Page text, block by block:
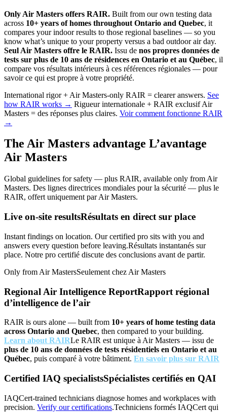
Only Air Masters offers RAIR. Built from our own testing data
across 10+ years of homes throughout Ontario and Quebec, it
compares your indoor results to those regional baselines — so you
know what’s unique to your property versus a bad outdoor air day.
Seul Air Masters offre le RAIR. Issu de nos propres données de
tests sur plus de 10 ans de résidences en Ontario et au Québec, il
compare vos résultats intérieurs à ces références régionales — pour
savoir ce qui est propre à votre propriété.
International rigor + Air Masters-only RAIR = clearer answers. See
how RAIR works → Rigueur internationale + RAIR exclusif Air
Masters = des réponses plus claires. Voir comment fonctionne RAIR
→
The Air Masters advantage L’avantage
Air Masters
Global guidelines for safety — plus RAIR, available only from Air
Masters. Des lignes directrices mondiales pour la sécurité — plus le
RAIR, offert uniquement par Air Masters.
Live on-site resultsRésultats en direct sur place
Instant findings on location. Our certified pro sits with you and
answers every question before leaving.Résultats instantanés sur
place. Notre pro certifié discute des conclusions avant de partir.
Only from Air MastersSeulement chez Air Masters
Regional Air Intelligence ReportRapport régional
d’intelligence de l’air
RAIR is ours alone — built from 10+ years of home testing data
across Ontario and Quebec, then compared to your building.
Learn about RAIRLe RAIR est unique à Air Masters — issu de
plus de 10 ans de données de tests résidentiels en Ontario et au
Québec, puis comparé à votre bâtiment. En savoir plus sur RAIR
Certified IAQ specialistsSpécialistes certifiés en QAI
IAQCert-trained technicians diagnose homes and workplaces with
precision. Verify our certifications.Techniciens formés IAQCert qui